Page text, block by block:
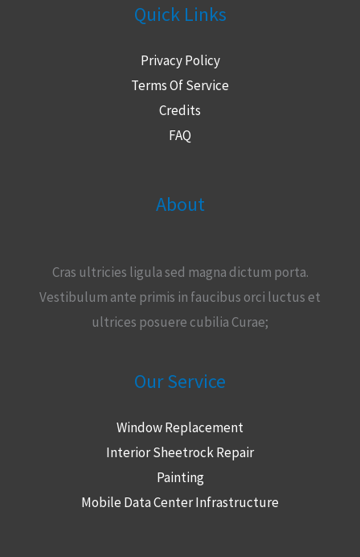
Quick Links
Privacy Policy
Terms Of Service
Credits
FAQ
About
Cras ultricies ligula sed magna dictum porta.
Vestibulum ante primis in faucibus orci luctus et
ultrices posuere cubilia Curae;
Our Service
Window Replacement
Interior Sheetrock Repair
Painting
Mobile Data Center Infrastructure